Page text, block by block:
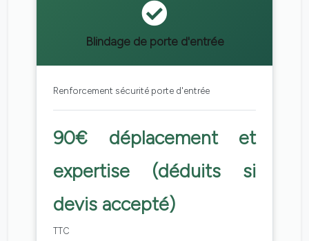
Blindage de porte d'entrée
Renforcement sécurité porte d'entrée
90€ déplacement et
expertise (déduits si
devis accepté)
TTC